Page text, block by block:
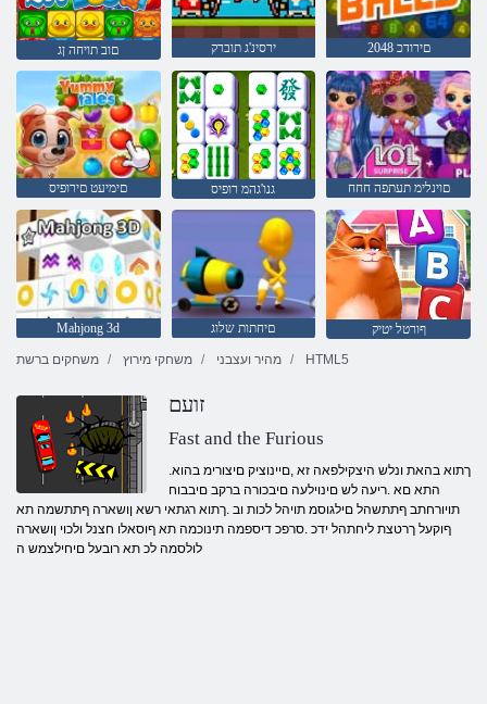
םוב תויחה ןג ירסינ'ג תוברק םירודכ 2048
םימיעט םירופיס גנו'גהמ רופיס םוינלימ תעתפה חחח
Mahjong 3d םיחתות שלוג
ףורטל יטיק
משחקים ברשת
משחקי מירוץ מהיר ועצבני HTML5
זועם
Fast and the Furious
.ךתוא בהאת ונלש היצקילפאה זא ,םיינוציק םיצורימ בהוא
התא םא .ריעה לש םינוילעה םיבכורה ברקב םיבבוח
תויורחתב ףתתשהל םילגוסמ תויהל לכות וב .ךתוא רגתאי רשא ןושארה ףתתשמה תא
ףוקעל ךרטצת ליחתהל ידכ .סרפכ דיספמה תינוכמה תא ףוסאלו חצנל ולכוי ןושארה
לולסמה לכ תא רובעל םיחילצמש ה